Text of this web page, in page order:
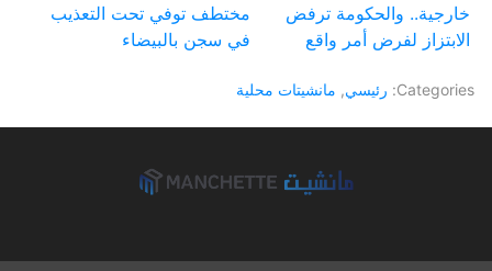
خارجية.. والحكومة ترفض
الابتزاز لفرض أمر واقع
مختطف توفي تحت التعذيب
في سجن بالبيضاء
Categories: رئيسي, مانشيتات محلية